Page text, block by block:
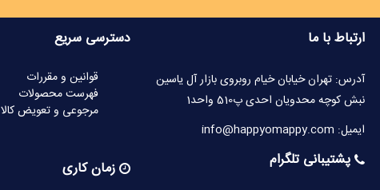
ارتباط با ما
آدرس: تهران خیابان خیام روبروی بازار آل یاسین
نبش کوچه محدویان احدی پ510 واحد1
ایمیل: info@happyomappy.com
پشتیبانی تلگرام
دسترسی سریع
قوانین و مقررات
فهرست محصولات
مرجوعی و تعویض کالا
زمان کاری